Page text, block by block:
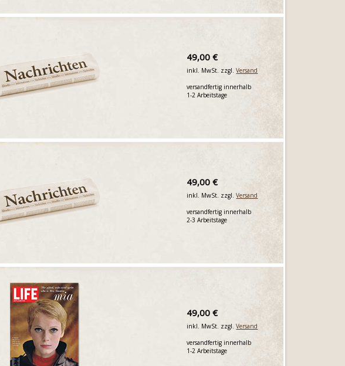
49,00 €
inkl. MwSt. zzgl.Versand
versandfertig innerhalb
1-2 Arbeitstage
49,00 €
inkl. MwSt. zzgl.Versand
versandfertig innerhalb
2-3 Arbeitstage
49,00 €
inkl. MwSt. zzgl.Versand
versandfertig innerhalb
1-2 Arbeitstage